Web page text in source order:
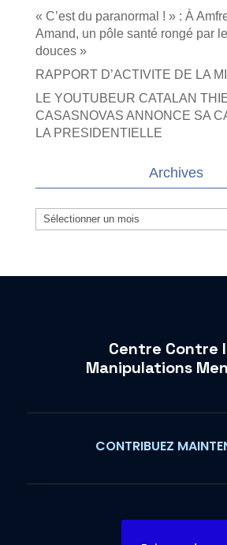
« C’est du paranormal ! » : À
Amand, un pôle santé rongé par
douces »
RAPPORT D’ACTIVITE DE LA
LE YOUTUBEUR CATALAN
CASASNOVAS ANNONCE SA
LA PRESIDENTIELLE
Archives
Archives
Centre Contre
Manipulations
CONTRIBUEZ